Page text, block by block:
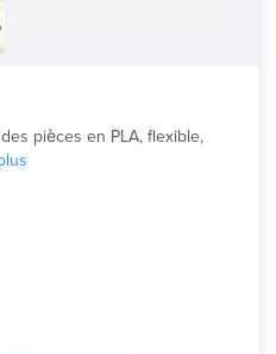
pièces en PLA, flexible,